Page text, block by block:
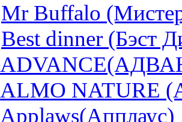
Mr Buffalo
Best dinner (Бэст
ALMO
Applaws(Апплаус)